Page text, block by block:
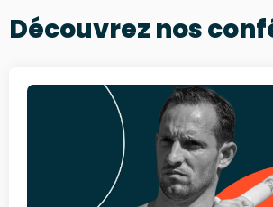
Découvrez nos